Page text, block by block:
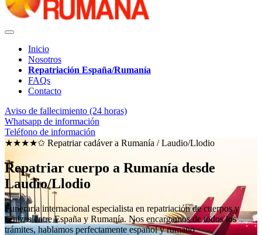
Inicio
Nosotros
Repatriación España/Rumanía
FAQs
Contacto
Aviso de fallecimiento (24 horas)
Whatsapp de información
Teléfono de información
★★★★✩ Repatriar cadáver a Rumanía /Laudio/Llodio
Repatriar cuerpo a Rumanía desde
Laudio/Llodio
Funeraria internacional especialista en repatriación de cuerpos y
cenizas entre España y Rumanía. Nos encargamos de todos los
trámites, hablamos perfectamente español y rumano